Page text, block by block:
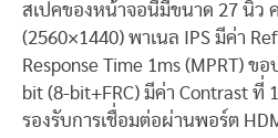
สเปคของหน้าจอนี้มีขนาด 27 นิ้ว
(2560×1440) พาเนล IPS มีค่า
Response Time 1ms (MPRT) ข
bit (8-bit+FRC) มีค่า Contrast ที่
รองรับการเชื่อมต่อผ่านพอร์ต